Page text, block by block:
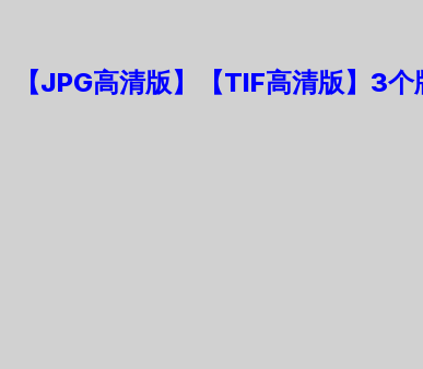
【JPG高清版】【TIF高清版】3个